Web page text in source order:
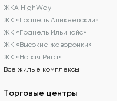
ЖКА HighWay
ЖК «Гранель Аникеевский»
ЖК «Гранель Ильинойс»
ЖК «Высокие жаворонки»
ЖК «Новая Рига»
Все жилые комплексы
Торговые центры